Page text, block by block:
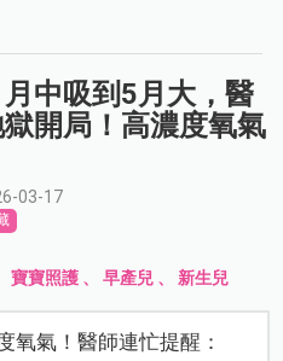
中吸到5月大，醫
開局！高濃度氧氣
03-17
寶寶照護 、早產兒 、 新生兒
氧氣！醫師連忙提醒：